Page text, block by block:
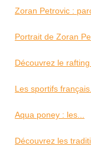
Zoran Petrovic :
Portrait de Zoran
Découvrez le rafting
Les sportifs
Aqua poney : les...
Découvrez les